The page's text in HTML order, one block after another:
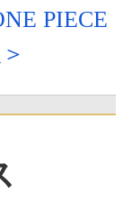
PIECE